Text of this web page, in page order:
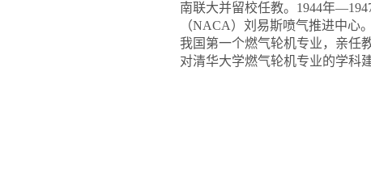
南联大并留校任教。1944年
（NACA）刘易斯喷气推进中心
我国第一个燃气轮机专业，亲任
对清华大学燃气轮机专业的学科